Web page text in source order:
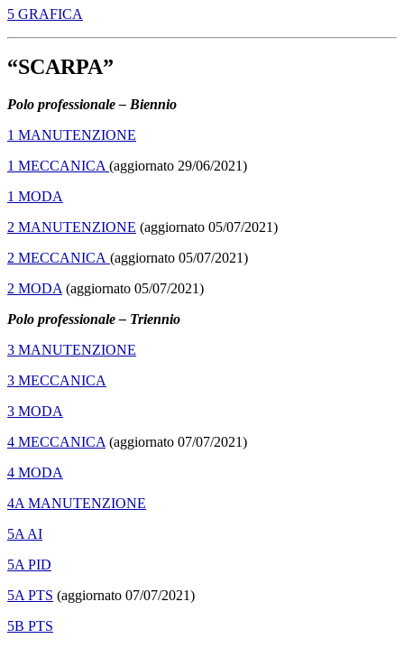
5 GRAFICA
“SCARPA”
Polo professionale – Biennio
1 MANUTENZIONE
1 MECCANICA (aggiornato 29/06/2021)
1 MODA
2 MANUTENZIONE (aggiornato 05/07/2021)
2 MECCANICA (aggiornato 05/07/2021)
2 MODA (aggiornato 05/07/2021)
Polo professionale – Triennio
3 MANUTENZIONE
3 MECCANICA
3 MODA
4 MECCANICA (aggiornato 07/07/2021)
4 MODA
4A MANUTENZIONE
5A AI
5A PID
5A PTS (aggiornato 07/07/2021)
5B PTS